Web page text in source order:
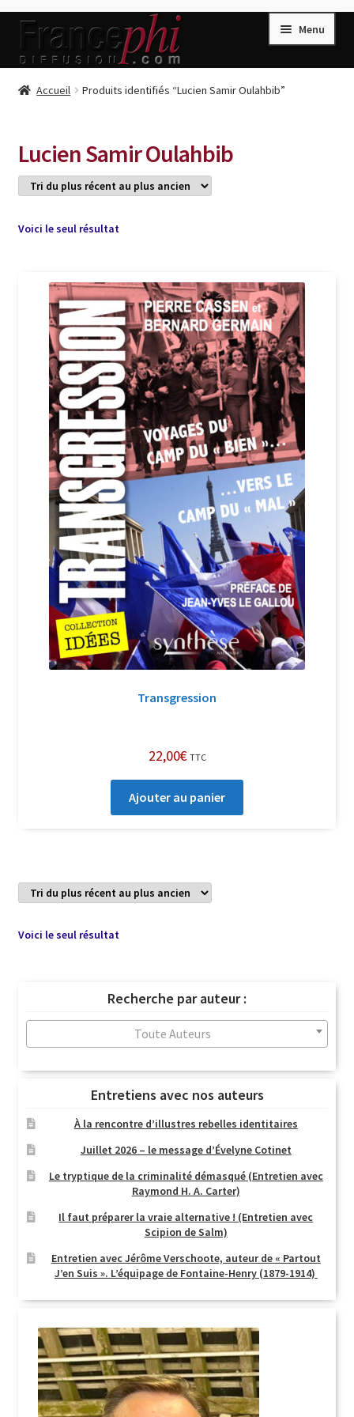
Aller
la
Aller
contenu
Menu
Accueil
Conditions de Vente
Connection
Listes d’Envies
Livres de Peter Randa
Livres de Philippe Randa
Login Customizer
Newsletter
Nous Contacter
Panier
Politique de confidentialité et cookies
Qui sommes-nous ?
Soutien à Philippe Randa
Suivi de la Commande
Accueil Produits identifiés “Lucien Samir Oulahbib”
Lucien Samir Oulahbib
Voici le seul résultat
Transgression
22,00€ TTC
Ajouter au panier
Voici le seul résultat
Recherche par auteur :
Toute Auteurs
Entretiens avec nos auteurs
À la rencontre d’illustres rebelles identitaires
Juillet 2026 – le message d’Évelyne Cotinet
Le tryptique de la criminalité démasqué (Entretien avec
Raymond H. A. Carter)
Il faut préparer la vraie alternative ! (Entretien avec
Scipion de Salm)
Entretien avec Jérôme Verschoote, auteur de « Partout
J’en Suis ». L’équipage de Fontaine-Henry (1879-1914)